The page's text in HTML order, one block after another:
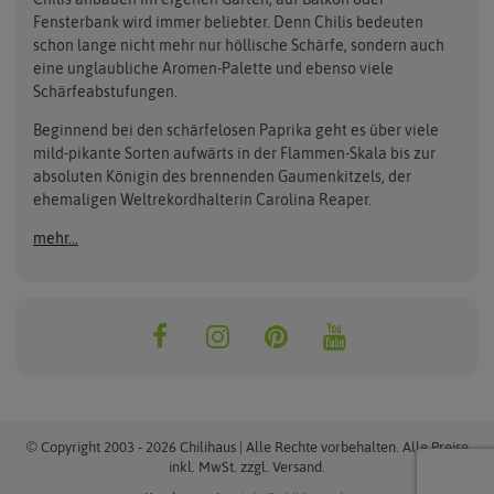
Anzucht, Kultivierung
& Ernte
Pikieren
Auspflanzen
Überwintern
Clever Pots
COMPO
Hortitops
Jiffy
Ladbrooke Soil Blockers
Lehmann Natur
Nelson Garden
Quedlinburger Saatgut
Saflax
Samen Maier
Thompson & Morgan
Fensterbank wird immer beliebter. Denn Chilis bedeuten
schon lange nicht mehr nur höllische Schärfe, sondern auch
eine unglaubliche Aromen-Palette und ebenso viele
Schärfeabstufungen.
Beginnend bei den schärfelosen Paprika geht es über viele
mild-pikante Sorten aufwärts in der Flammen-Skala bis zur
absoluten Königin des brennenden Gaumenkitzels, der
ehemaligen Weltrekordhalterin Carolina Reaper.
mehr...
© Copyright 2003 - 2026 Chilihaus | Alle Rechte vorbehalten. Alle Preise
inkl. MwSt. zzgl. Versand.